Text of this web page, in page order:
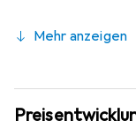
Mehr anzeigen